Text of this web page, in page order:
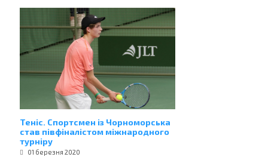
Теніс. Спортсмен із Чорноморська
став півфіналістом міжнародного
турніру
01 березня 2020